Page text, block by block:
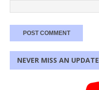
NEVER MISS AN UPDATE